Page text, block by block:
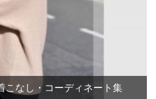
こなし・コーディネート集